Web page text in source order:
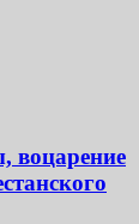
воцарение